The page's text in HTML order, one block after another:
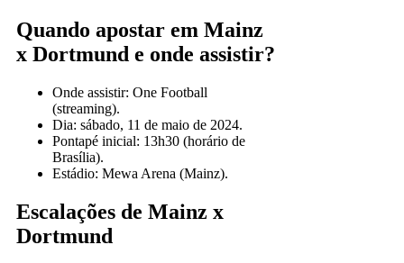
Quando apostar em Mainz
x Dortmund e onde assistir?
Onde assistir: One Football
(streaming).
Dia: sábado, 11 de maio de 2024.
Pontapé inicial: 13h30 (horário de
Brasília).
Estádio: Mewa Arena (Mainz).
Escalações de Mainz x
Dortmund